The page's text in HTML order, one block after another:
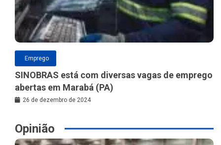
Emprego
SINOBRAS está com diversas vagas de emprego
abertas em Marabá (PA)
26 de dezembro de 2024
Opinião